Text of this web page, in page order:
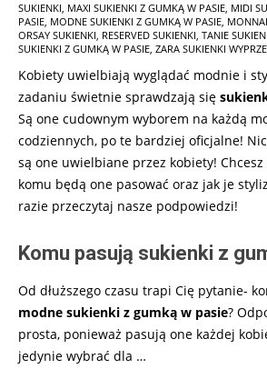
16
SUKIENKI MAXI SUKIENKI Z GUMKĄ W PASIE MIDI
PASIE MODNE SUKIENKI Z GUMKĄ W PASIE
ORSAY SUKIENKI RESERVED SUKIENKI TANIE
SUKIENKI Z GUMKĄ W PASIE ZARA SUKIENKI
Kobiety uwielbiają wyglądać modnie i
zadaniu świetnie sprawdzają się
Są one cudownym wyborem na każdą
codziennych, po te bardziej oficjalne!
są one uwielbiane przez kobiety!
komu będą one pasować oraz jak je
razie przeczytaj nasze podpowiedzi!
Komu pasują sukienki z
Od dłuższego czasu trapi Cię pytanie-
modne sukienki z gumką w pasie?
prosta, ponieważ pasują one każdej
jedynie wybrać dla …